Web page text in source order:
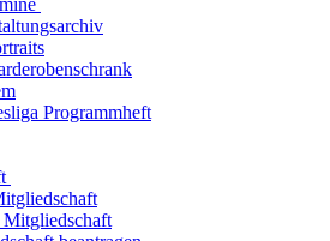
Programmheft
Mitgliedschaft